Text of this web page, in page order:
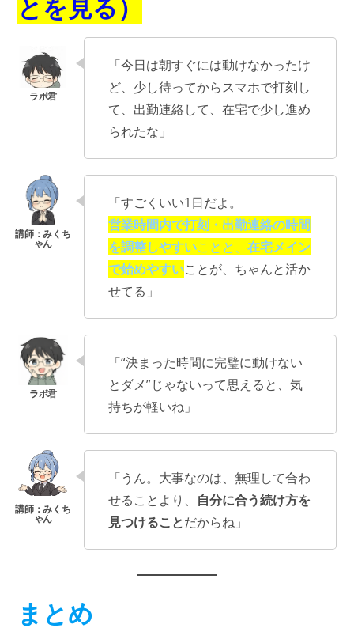
とを見る）
「今日は朝すぐには動けなかったけ
ど、少し待ってからスマホで打刻し
て、出勤連絡して、在宅で少し進め
られたな」
「すごくいい1日だよ。
営業時間内で打刻・出勤連絡の時間
を調整しやすいことと、在宅メイン
で始めやすいことが、ちゃんと活か
せてる」
「“決まった時間に完璧に動けない
とダメ”じゃないって思えると、気
持ちが軽いね」
「うん。大事なのは、無理して合わ
せることより、 自分に合う続け方を
見つけることだからね」
まとめ